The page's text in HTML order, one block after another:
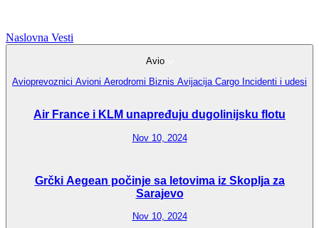
Naslovna Vesti
Avio
Avioprevoznici Avioni Aerodromi Biznis Avijacija Cargo Incidenti i udesi
Air France i KLM unapređuju dugolinijsku flotu
Nov 10, 2024
Grčki Aegean počinje sa letovima iz Skoplja za
Sarajevo
Nov 10, 2024